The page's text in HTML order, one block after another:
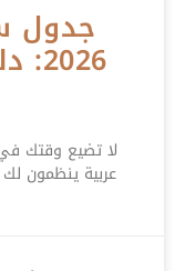
جدول
لا تضيع وقتك
عربية ينظمون